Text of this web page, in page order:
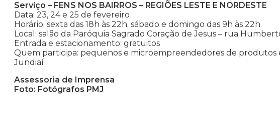
Serviço – FENS NOS BAIRROS – REGIÕES LESTE E NORDESTE
Data: 23, 24 e 25 de fevereiro
Horário: sexta das 18h às 22h; sábado e domingo das 9h às 22h
Local: salão da Paróquia Sagrado Coração de Jesus – rua
Entrada e estacionamento: gratuitos
Quem participa: pequenos e microempreendedores de produtos
Jundiaí
Assessoria de Imprensa
Foto: Fotógrafos PMJ